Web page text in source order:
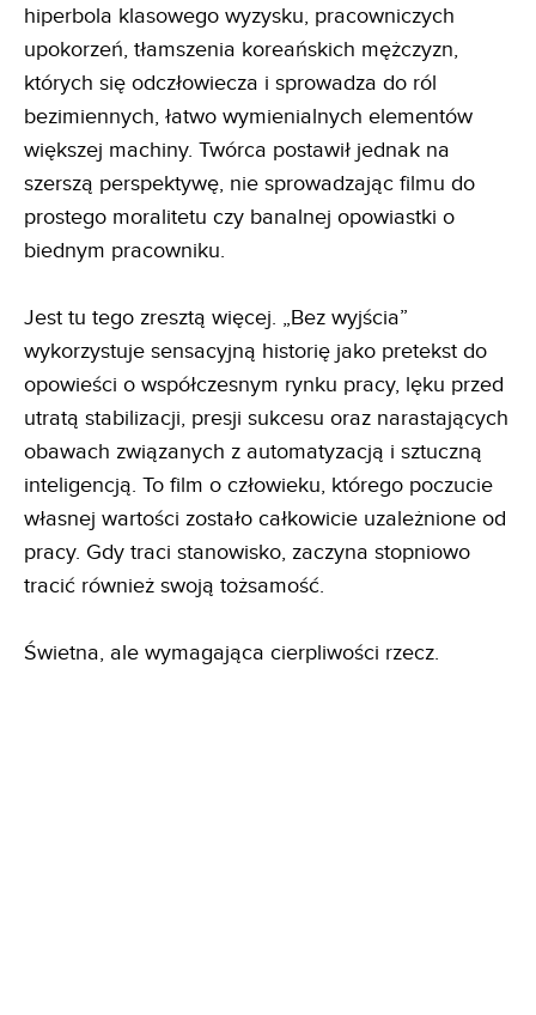
hiperbola klasowego wyzysku, pracowniczych
upokorzeń, tłamszenia koreańskich mężczyzn,
których się odczłowiecza i sprowadza do ról
bezimiennych, łatwo wymienialnych elementów
większej machiny. Twórca postawił jednak na
szerszą perspektywę, nie sprowadzając filmu do
prostego moralitetu czy banalnej opowiastki o
biednym pracowniku.
Jest tu tego zresztą więcej. „Bez wyjścia”
wykorzystuje sensacyjną historię jako pretekst do
opowieści o współczesnym rynku pracy, lęku przed
utratą stabilizacji, presji sukcesu oraz narastających
obawach związanych z automatyzacją i sztuczną
inteligencją. To film o człowieku, którego poczucie
własnej wartości zostało całkowicie uzależnione od
pracy. Gdy traci stanowisko, zaczyna stopniowo
tracić również swoją tożsamość.
Świetna, ale wymagająca cierpliwości rzecz.